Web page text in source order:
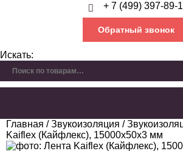
+ 7 (499) 397-89-
Обратный звонок
Искать:
Главная /Звукоизоляция /
Kaiflex (Кайфлекс), 15000х50х3 мм